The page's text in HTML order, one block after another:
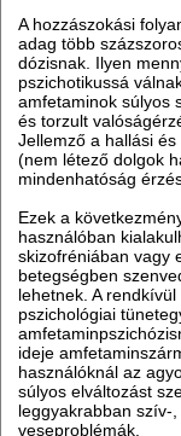
A hozzászokási
adag több
dózisnak. Ilyen
pszichotikussá
amfetaminok súlyos
és torzult
Jellemző a hallási
(nem létező dolgok
mindenhatóság
Ezek a
használóban
skizofréniában vagy
betegségben
lehetnek. A
pszichológiai
ideje
használóknál az
súlyos elváltozást
leggyakrabban szív-
veseproblémák.